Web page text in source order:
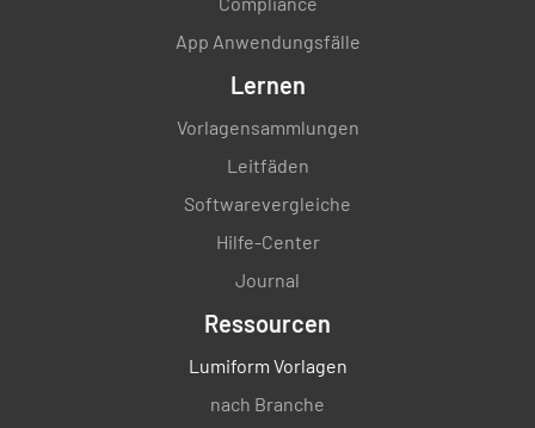
App Anwendungsfälle
Lernen
Vorlagensammlungen
Leitfäden
Softwarevergleiche
Hilfe-Center
Journal
Ressourcen
Lumiform Vorlagen
nach Branche